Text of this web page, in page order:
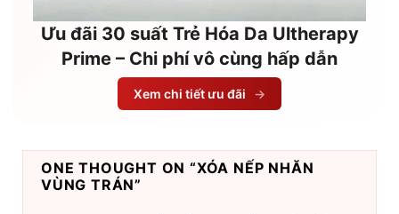
Ưu đãi 30 suất Trẻ Hóa Da Ultherapy
Prime – Chi phí vô cùng hấp dẫn
Xem chi tiết ưu đãi →
ONE THOUGHT ON “XÓA NẾP NHĂN
VÙNG TRÁN”